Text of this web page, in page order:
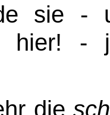
sie -
hier! -
die